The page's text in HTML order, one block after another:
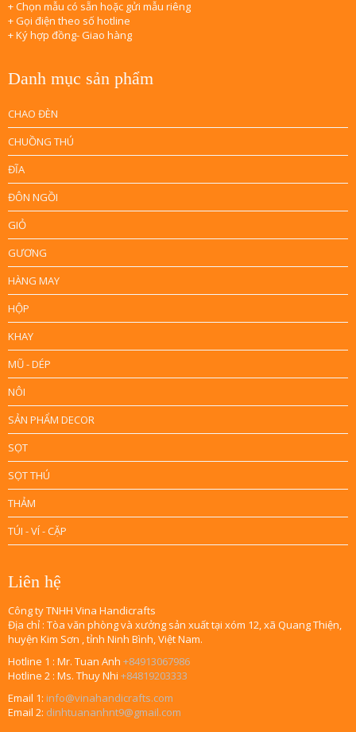
+ Chọn mẫu có sẵn hoặc gửi mẫu riêng
+ Gọi điện theo số hotline
+ Ký hợp đồng- Giao hàng
Danh mục sản phẩm
CHAO ĐÈN
CHUỒNG THÚ
ĐĨA
ĐÔN NGỒI
GIỎ
GƯƠNG
HÀNG MAY
HỘP
KHAY
MŨ - DÉP
NÔI
SẢN PHẨM DECOR
SỌT
SỌT THÚ
THẢM
TÚI - VÍ - CẶP
Liên hệ
Công ty TNHH Vina Handicrafts
Địa chỉ : Tòa văn phòng và xưởng sản xuất tại xóm 12, xã Quang Thiện,
huyện Kim Sơn , tỉnh Ninh Bình, Việt Nam.
Hotline 1 : Mr. Tuan Anh +84913067986
Hotline 2 : Ms. Thuy Nhi +84819203333
Email 1: info@vinahandicrafts.com
Email 2: dinhtuananhnt9@gmail.com